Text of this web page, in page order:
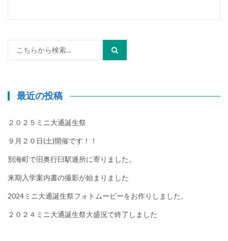
最近の投稿
２０２５ミニ大通誕生祭
９月２０日(土)開催です！！
別海町で旧奥行臼駅逓所に寄りました。
来期入学案内書の撮影が始まりました
2024ミニ大通誕生祭フォトムービーをお作りしました。
２０２４ミニ大通誕生祭大盛況で終了しました